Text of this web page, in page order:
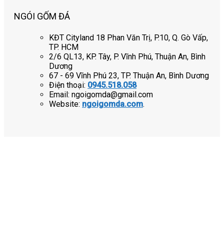
NGÓI GỐM ĐÁ
KĐT Cityland 18 Phan Văn Trị, P.10, Q. Gò Vấp,
TP. HCM
2/6 QL13, KP. Tây, P. Vĩnh Phú, Thuận An, Bình
Dương
67 - 69 Vĩnh Phú 23, TP. Thuận An, Bình Dương
Điện thoại: 0945.518.058
Email: ngoigomda@gmail.com
Website: ngoigomda.com.